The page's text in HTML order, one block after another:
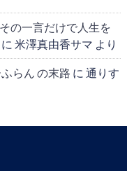
の一言だけで人生を
米澤真由香サマ より
らん の末路 に 通りす